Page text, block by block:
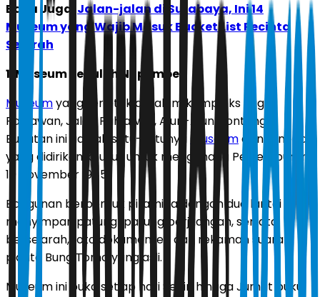
Baca Juga: Jalan-jalan di Surabaya, Ini 14
Museum yang Wajib Masuk Bucket List Pecinta
Sejarah
1. Museum Sepuluh Nopember
Museumyang terletak di dalam kompleks Tugu
Pahlawan, Jalan Pahlawan, Alun-Alun Contong,
Bubutan ini adalah satu-satunyamuseumdi Indonesia
yang didirikan khusus untuk mengenang Pertempuran
10 November 1945.
Bangunan berbentuk piramida dengan dua lantai ini
menyimpan patung-patung perjuangan, senjata
bersejarah, foto dokumenter, dan rekaman suara
pidato Bung Tomo yang asli.
Museum ini buka setiap hari Senin hingga Jumat pukul